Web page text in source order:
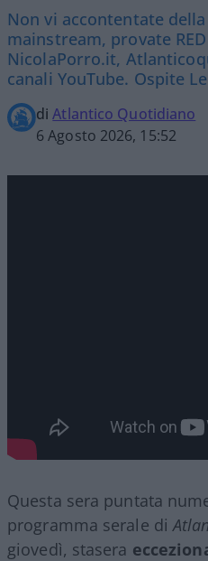
Non vi accontentate
mainstream, provate
NicolaPorro.it,
canali YouTube. Ospite
diAtlantico Quotidiano
6 Agosto 2026, 15:52
Questa sera puntata
programma serale di
giovedì, stasera